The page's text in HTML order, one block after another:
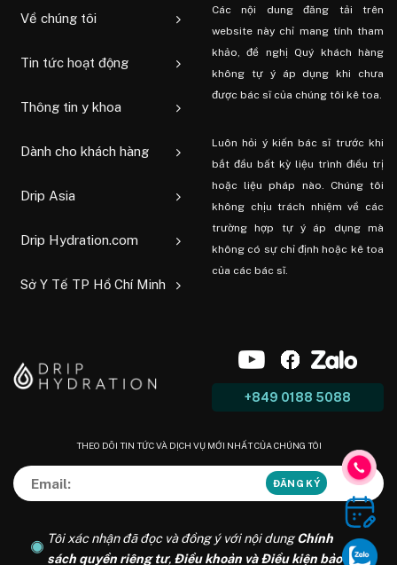
Về chúng tôi
Tin tức hoạt động
Thông tin y khoa
Dành cho khách hàng
Drip Asia
Drip Hydration.com
Sở Y Tế TP Hồ Chí Minh
Các nội dung đăng tải trên
website này chỉ mang tính tham
khảo, đề nghị Quý khách hàng
không tự ý áp dụng khi chưa
được bác sĩ của chúng tôi kê toa.
Luôn hỏi ý kiến ​​bác sĩ trước khi
bắt đầu bất kỳ liệu trình điều trị
hoặc liệu pháp nào. Chúng tôi
không chịu trách nhiệm về các
trường hợp tự ý áp dụng mà
không có sự chỉ định hoặc kê toa
của các bác sĩ.
+849 0188 5088
THEO DÕI TIN TỨC VÀ DỊCH VỤ MỚI NHẤT CỦA CHÚNG TÔI
Tôi xác nhận đã đọc và đồng ý với nội dungChính
sách quyền riêng tư, Điều khoản và Điều kiện bảo